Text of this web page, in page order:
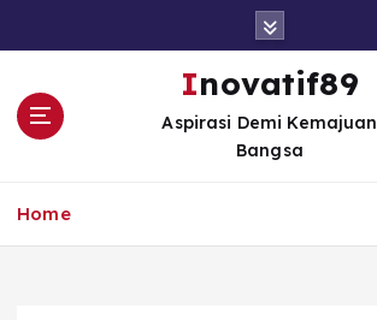
Inovatif89
Aspirasi Demi Kemajuan
Bangsa
Home